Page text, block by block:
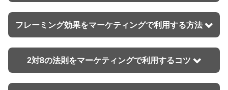
フレーミング効果をマーケティングで利用する方法
2対8の法則をマーケティングで利用するコツ